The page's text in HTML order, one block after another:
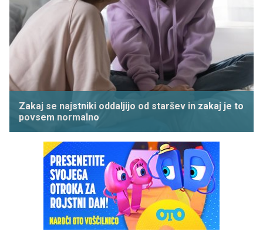
Zakaj se najstniki oddaljijo od staršev in zakaj je to
povsem normalno